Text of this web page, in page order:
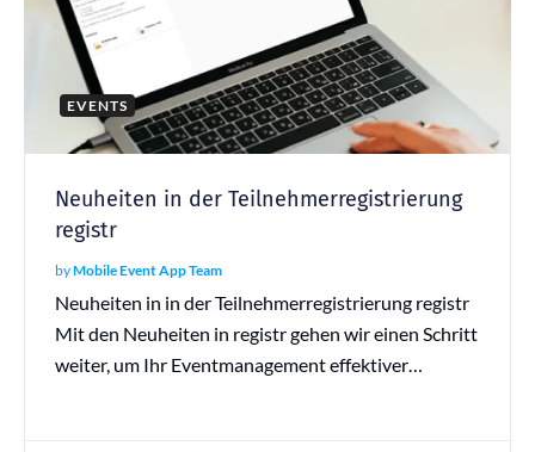
EVENTS
Neuheiten in der Teilnehmerregistrierung
registr
byMobile Event App Team
Neuheiten in in der Teilnehmerregistrierung registr
Mit den Neuheiten in registr gehen wir einen Schritt
weiter, um Ihr Eventmanagement effektiver…